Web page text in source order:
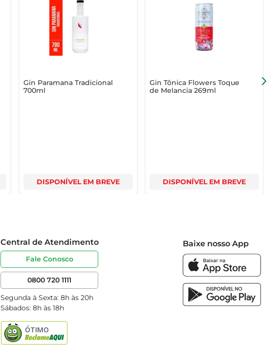
Gin Paramana Tradicional
700ml
DISPONÍVEL EM BREVE
Gin Tônica Flowers Toque
de Melancia 269ml
DISPONÍVEL EM BREVE
Central de Atendimento
Fale Conosco
0800 720 1111
Segunda à Sexta: 8h às 20h
Sábados: 8h às 18h
Baixe nosso App